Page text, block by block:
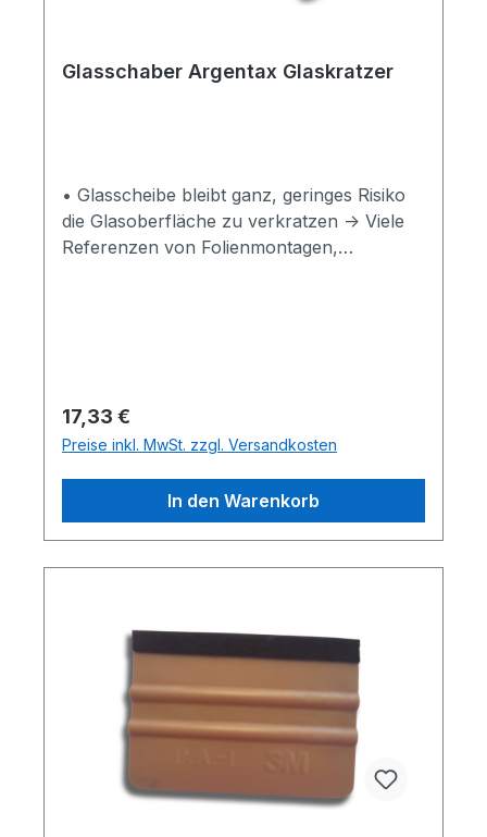
Autofolierungsarbeiten von Car Wrapping
<<<
Glasschaber Argentax Glaskratzer
• Glasscheibe bleibt ganz, geringes Risiko
die Glasoberfläche zu verkratzen -> Viele
Referenzen von Folienmontagen,
Regulärer Preis:
17,33 €
Preise inkl. MwSt. zzgl. Versandkosten
In den Warenkorb